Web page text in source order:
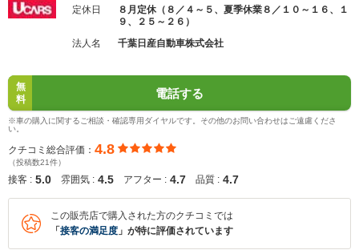
定休日
８月定休（８／４～５、夏季休業８／１０～１６、１
９、２５～２６）
法人名
千葉日産自動車株式会社
無
料
電話する
※車の購入に関するご相談・確認専用ダイヤルです。その他のお問い合わせはご遠慮くださ
い。
クチコミ総合評価： 4.8
（投稿数21件）
接客 : 5.0 雰囲気 : 4.5 アフター : 4.7 品質 : 4.7
この販売店で購入された方のクチコミでは
「 接客の満足度 」が特に評価されています